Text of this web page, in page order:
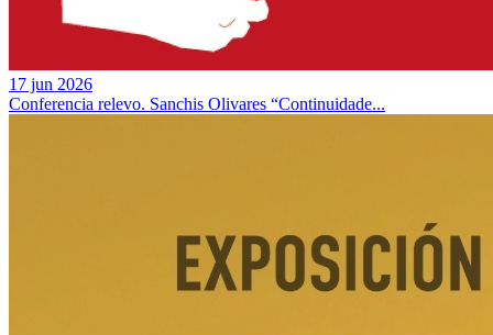
17 jun 2026
Conferencia relevo. Sanchis Olivares “Continuidade...